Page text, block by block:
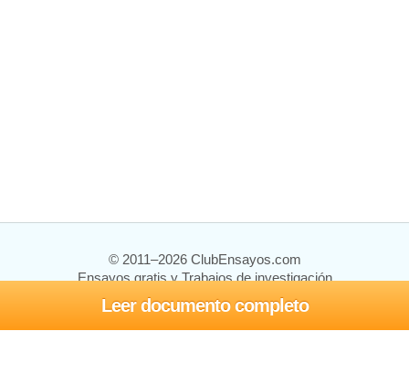
Leer documento completo
© 2011–2026 ClubEnsayos.com
Ensayos gratis y Trabajos de investigación